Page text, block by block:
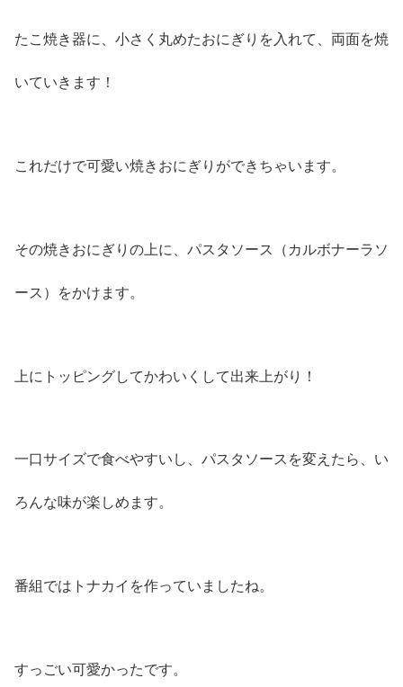
たこ焼き器に、小さく丸めたおにぎりを入れて、両面を焼
いていきます！
これだけで可愛い焼きおにぎりができちゃいます。
その焼きおにぎりの上に、パスタソース（カルボナーラソ
ース）をかけます。
上にトッピングしてかわいくして出来上がり！
一口サイズで食べやすいし、パスタソースを変えたら、い
ろんな味が楽しめます。
番組ではトナカイを作っていましたね。
すっごい可愛かったです。